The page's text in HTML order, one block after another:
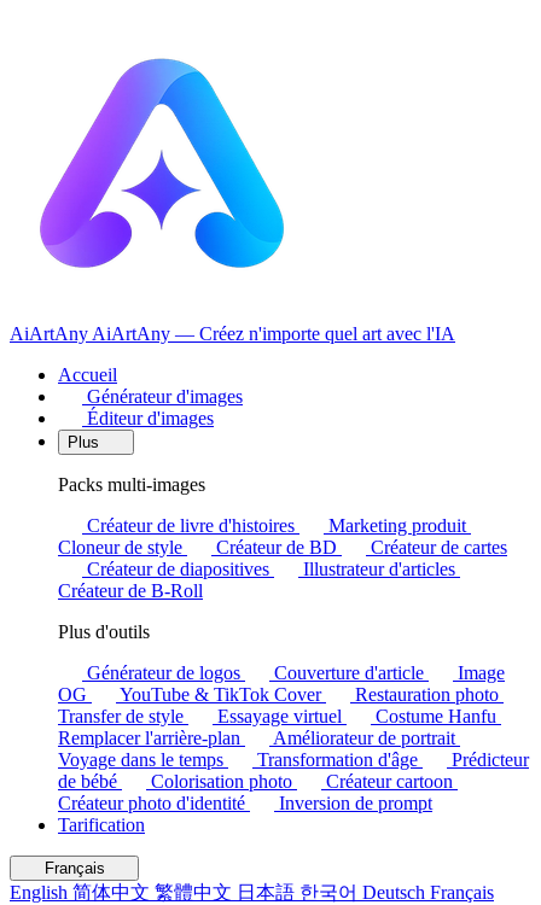
AiArtAny AiArtAny — Créez n'importe quel art avec l'IA
Accueil
Générateur d'images
Éditeur d'images
Plus
Packs multi-images
Créateur de livre d'histoires
Marketing produit
Cloneur de style
Créateur de BD
Créateur de cartes
Créateur de diapositives
Illustrateur d'articles
Créateur de B-Roll
Plus d'outils
Générateur de logos
Couverture d'article
Image
OG
YouTube & TikTok Cover
Restauration photo
Transfer de style
Essayage virtuel
Costume Hanfu
Remplacer l'arrière-plan
Améliorateur de portrait
Voyage dans le temps
Transformation d'âge
Prédicteur
de bébé
Colorisation photo
Créateur cartoon
Créateur photo d'identité
Inversion de prompt
Tarification
Français
English 简体中文 繁體中文 日本語 한국어 Deutsch Français